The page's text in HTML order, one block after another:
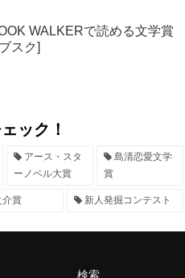
WALKERで読める文学賞
スク]
ック！
アース・スタ
ーノベル大賞
島清恋愛文学
賞
介賞 新人発掘コンテスト
検索